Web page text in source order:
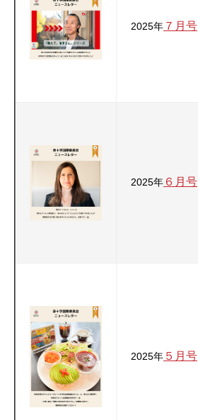
2025年 ７月号
2025年 ６月号
2025年 ５月号